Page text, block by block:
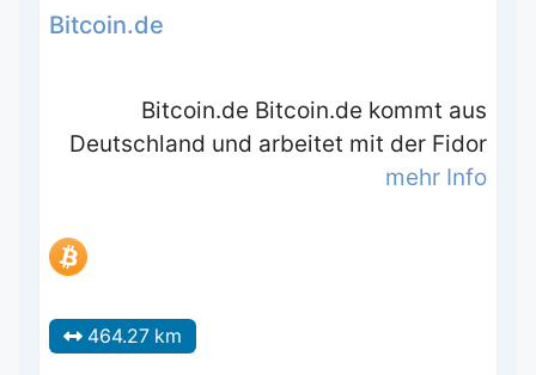
Bitcoin.de
Bitcoin.de Bitcoin.de kommt aus
Deutschland und arbeitet mit der Fidor
mehr Info
464.27 km